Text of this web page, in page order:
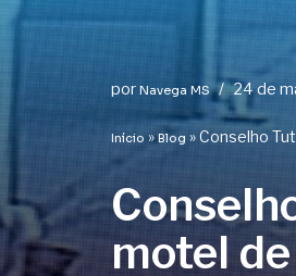
por Navega MS 24 de
Início »Blog »Conselho
motel